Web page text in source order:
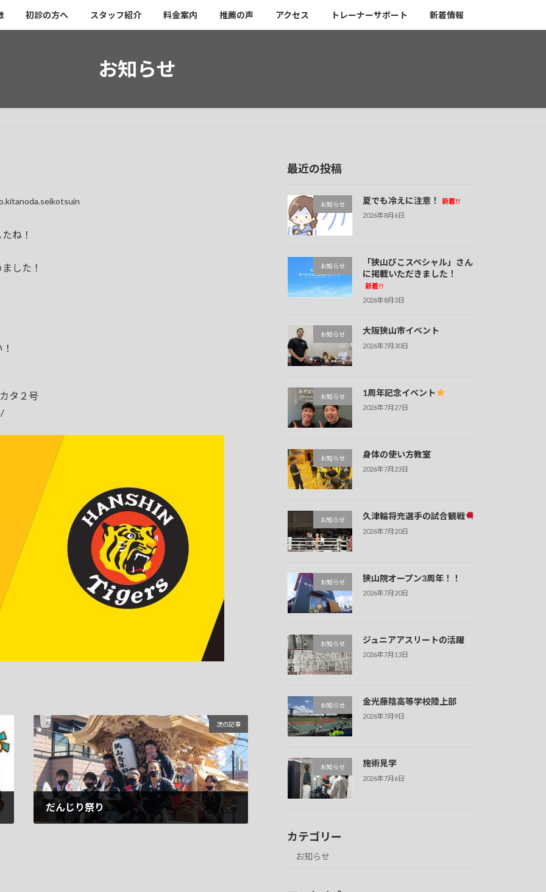
初診の方へ スタッフ紹介 料金案内 推薦の声 アクセス トレーナーサポート 新着情報
お知らせ
ね！
した！
タ２号
次の記事
だんじり祭り
最近の投稿
お知らせ 夏でも冷えに注意！
新着!!
2026年8月6日
お知らせ
「狭山びこスペシャル」さん
に掲載いただきました！
新着!!
2026年8月3日
お知らせ 大阪狭山市イベント
2026年7月30日
お知らせ 1周年記念イベント
2026年7月27日
お知らせ 身体の使い方教室
2026年7月23日
お知らせ 久津輪将充選手の試合観戦
2026年7月20日
お知らせ 狭山院オープン3周年！！
2026年7月20日
お知らせ ジュニアアスリートの活躍
2026年7月13日
お知らせ 金光藤陰高等学校陸上部
2026年7月9日
お知らせ 施術見学
2026年7月6日
カテゴリー
お知らせ